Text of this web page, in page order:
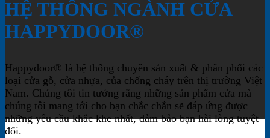
HỆ THỐNG NGÀNH CỬA
HAPPYDOOR®
Happydoor® là hệ thống chuyên sản xuất & phân phối các
loại cửa gỗ, cửa nhựa, của chống cháy trên thị trường Việt
Nam. Chúng tôi tin tưởng rằng những sản phẩm cửa mà
chúng tôi mang tới cho bạn chắc chắn sẽ đáp ứng được
những yêu cầu khắc khe nhất, đảm bảo bạn hài lòng tuyệt
đối.